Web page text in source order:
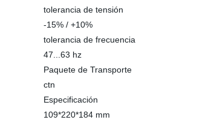
tolerancia de tensión
-15% / +10%
tolerancia de frecuencia
47...63 hz
Paquete de Transporte
ctn
Especificación
109*220*184 mm